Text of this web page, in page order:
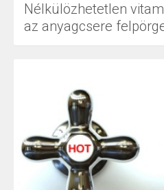
Nélkülözhetetlen
az anyagcsere